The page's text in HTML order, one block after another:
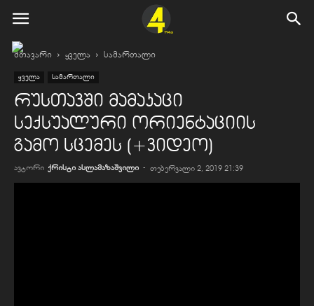
მთავარი ყველა სამართალი
ყველა სამართალი
რუსთავში მამაკაცი
სექსუალური ორიენტაციის
გამო სცემეს (+ვიდეო)
ავტორი ქრისტი ასლამაზაშვილი - თებერვალი 2, 2019 21:39